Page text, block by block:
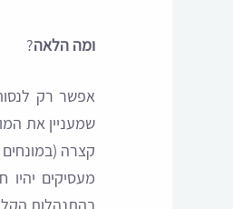
ומה הלאה?
אפשר רק
שמעניין את
קצרה
מעסיקים יהיו